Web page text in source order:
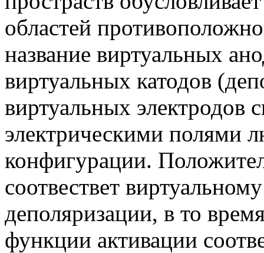
областей
название виртуальных
виртуальных катодов
виртуальных электродов
электрическими полями
конфигурации.
соотвествет
деполяризации, в то
функции активации